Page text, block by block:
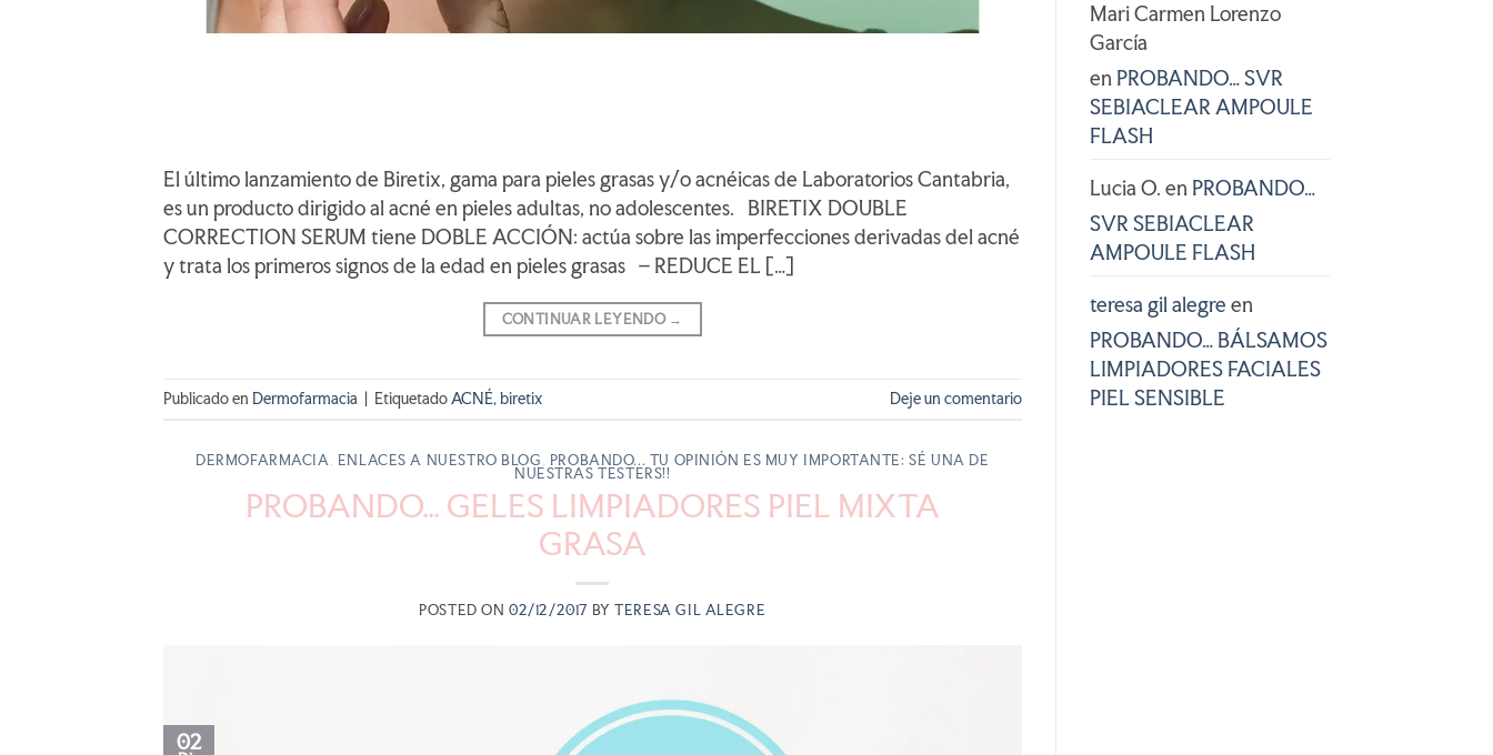
El último lanzamiento de Biretix, gama para pieles grasas y/o acnéicas de Laboratorios Cantabria,
es un producto dirigido al acné en pieles adultas, no adolescentes. BIRETIX DOUBLE
CORRECTION SERUM tiene DOBLE ACCIÓN: actúa sobre las imperfecciones derivadas del acné
y trata los primeros signos de la edad en pieles grasas – REDUCE EL […]
CONTINUAR LEYENDO →
Publicado en Dermofarmacia | Etiquetado ACNÉ, biretix Deje un comentario
DERMOFARMACIA, ENLACES A NUESTRO BLOG , PROBANDO... TU OPINIÓN ES MUY IMPORTANTE: SÉ UNA DE
NUESTRAS TESTERS!!
PROBANDO… GELES LIMPIADORES PIEL MIXTA
GRASA
POSTED ON02/12/2017 BYTERESA GIL ALEGRE
02
Mari Carmen Lorenzo
García
en PROBANDO… SVR
SEBIACLEAR AMPOULE
FLASH
Lucia O. en PROBANDO…
SVR SEBIACLEAR
AMPOULE FLASH
teresa gil alegre en
PROBANDO… BÁLSAMOS
LIMPIADORES FACIALES
PIEL SENSIBLE